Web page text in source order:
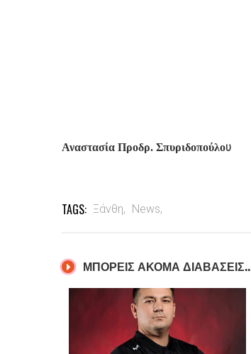
Αναστασία Προδρ. Σπυριδοπούλου
TAGS: Ξάνθη, News,
ΜΠΟΡΕΙΣ ΑΚΟΜΑ ΔΙΑΒΑΣΕΙΣ..